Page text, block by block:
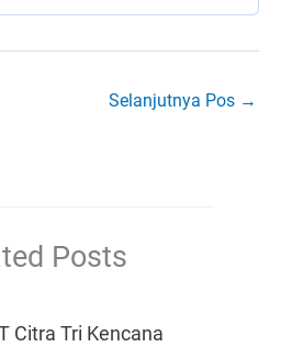
Selanjutnya Pos →
Posts
Citra Tri Kencana